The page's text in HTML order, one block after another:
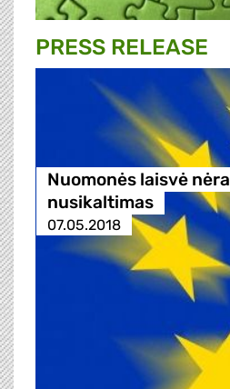
PRESS RELEASE
Nuomonės laisvė nėra
nusikaltimas
07.05.2018